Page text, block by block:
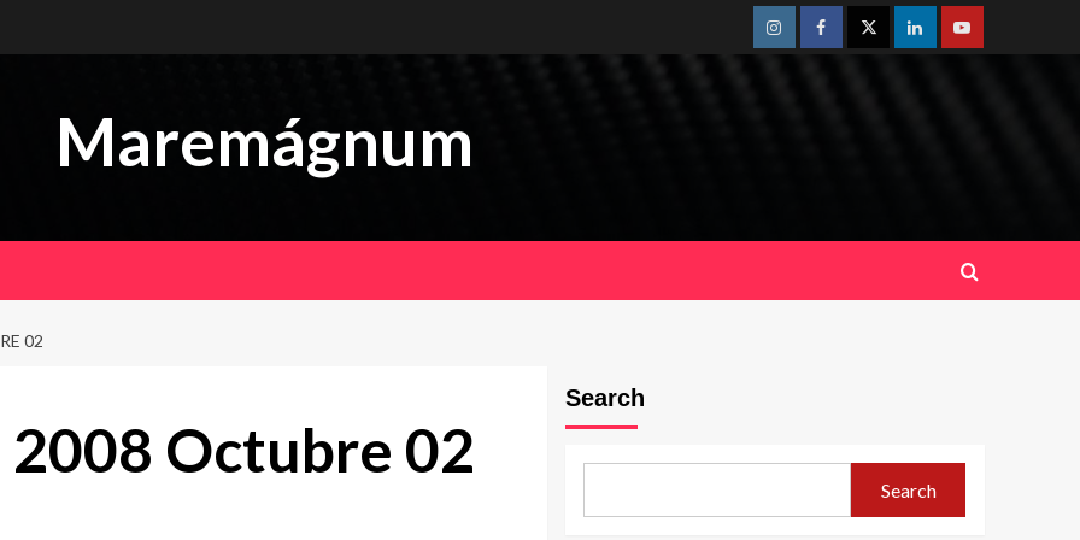
InstagramFacebookTwitterLinkedinYoutube
Maremágnum
02
Octubre 02
Search
Search